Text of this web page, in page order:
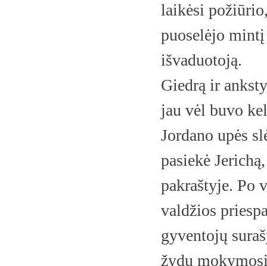
laikėsi
puoselėjo
išvaduotoją.
Giedrą ir
jau vėl buvo
Jordano upės
pasiekė
pakraštyje. Po
valdžios
gyventojų
žydų